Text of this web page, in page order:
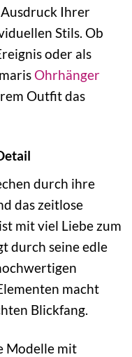
Ausdruck Ihrer
Stils. Ob
oder als
Ohrhänger
Outfit das
durch ihre
das zeitlose
mit viel Liebe zum
durch seine edle
macht
Blickfang.
Modelle mit